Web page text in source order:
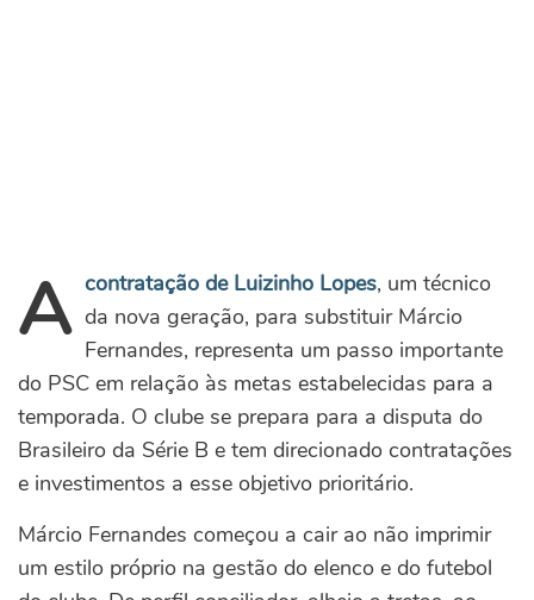
Acontratação de Luizinho Lopes, um técnico
da nova geração, para substituir Márcio
Fernandes, representa um passo importante
do PSC em relação às metas estabelecidas para a
temporada. O clube se prepara para a disputa do
Brasileiro da Série B e tem direcionado contratações
e investimentos a esse objetivo prioritário.
Márcio Fernandes começou a cair ao não imprimir
um estilo próprio na gestão do elenco e do futebol